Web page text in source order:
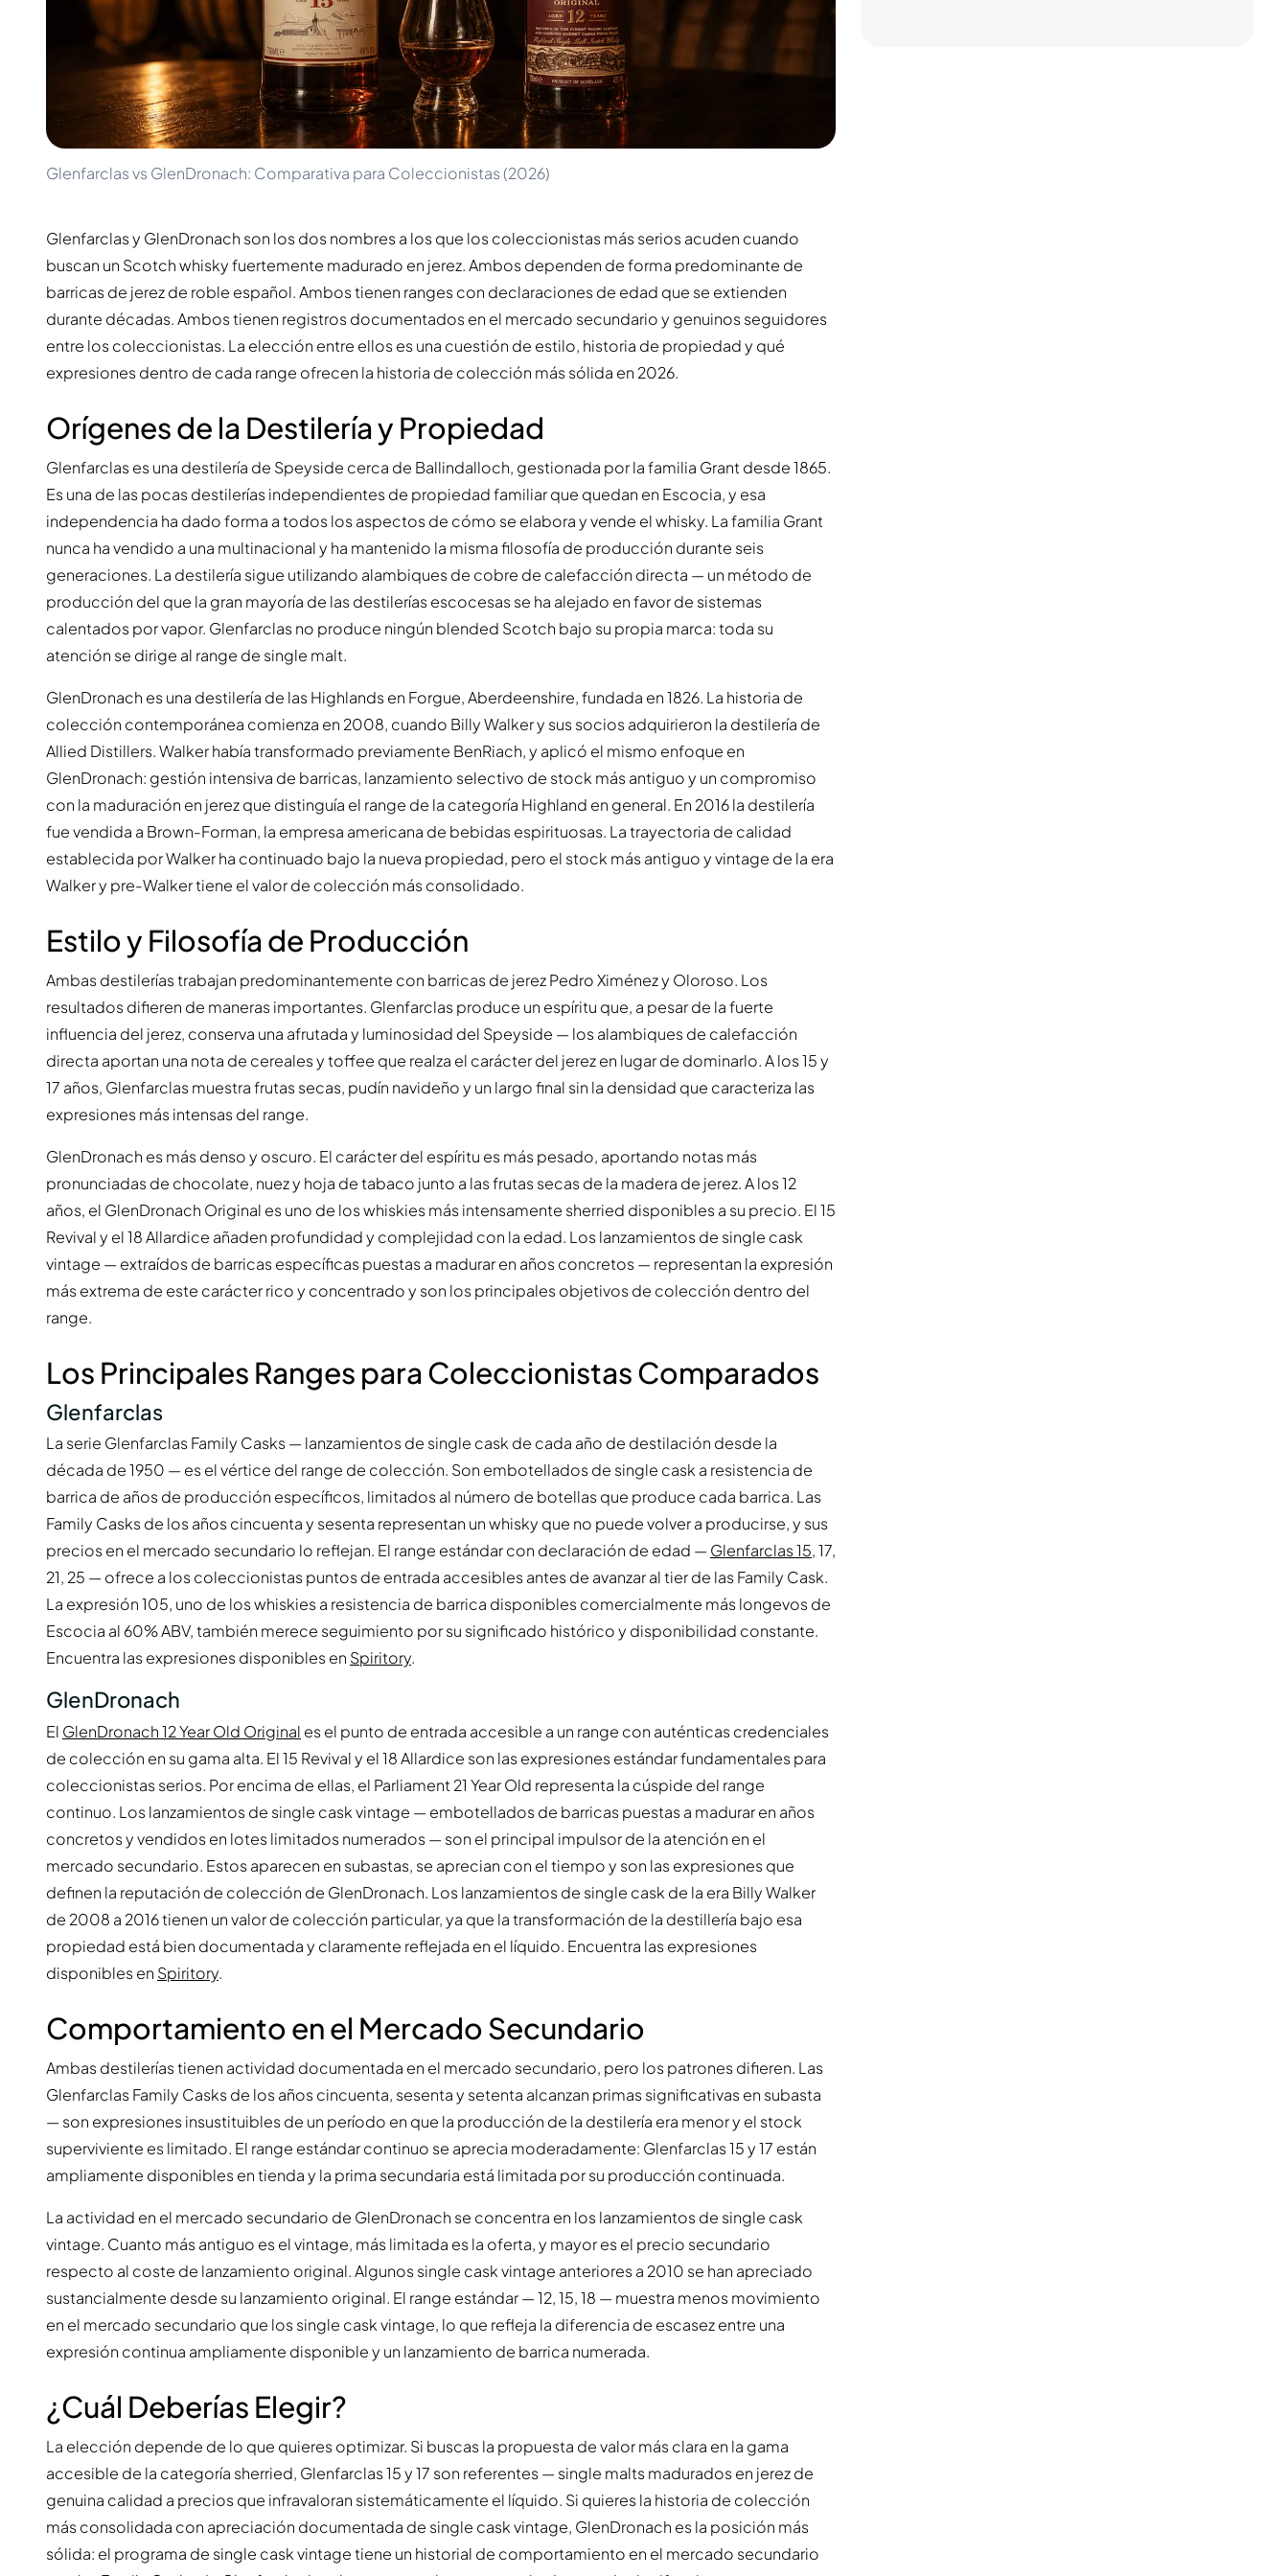
200-500€
Próximos Lanzamientos
Colecciones
Favoritos de Clientes
Raro y Coleccionable
Destilería Cerrada
Diplomatico
Don Julio
Gin Mare
Mangabeiras
Hennessy
Martell
Monkey 47
Remy Martin
Glenfarclas vs GlenDronach: Comparativa para Coleccionistas (2026)
Glenfarclas y GlenDronach son los dos nombres a los que los coleccionistas más serios acuden cuando
buscan un Scotch whisky fuertemente madurado en jerez. Ambos dependen de forma predominante de
barricas de jerez de roble español. Ambos tienen ranges con declaraciones de edad que se extienden
durante décadas. Ambos tienen registros documentados en el mercado secundario y genuinos seguidores
entre los coleccionistas. La elección entre ellos es una cuestión de estilo, historia de propiedad y qué
expresiones dentro de cada range ofrecen la historia de colección más sólida en 2026.
Orígenes de la Destilería y Propiedad
Glenfarclas es una destilería de Speyside cerca de Ballindalloch, gestionada por la familia Grant desde 1865.
Es una de las pocas destilerías independientes de propiedad familiar que quedan en Escocia, y esa
independencia ha dado forma a todos los aspectos de cómo se elabora y vende el whisky. La familia Grant
nunca ha vendido a una multinacional y ha mantenido la misma filosofía de producción durante seis
generaciones. La destilería sigue utilizando alambiques de cobre de calefacción directa — un método de
producción del que la gran mayoría de las destilerías escocesas se ha alejado en favor de sistemas
calentados por vapor. Glenfarclas no produce ningún blended Scotch bajo su propia marca: toda su
atención se dirige al range de single malt.
GlenDronach es una destilería de las Highlands en Forgue, Aberdeenshire, fundada en 1826. La historia de
colección contemporánea comienza en 2008, cuando Billy Walker y sus socios adquirieron la destilería de
Allied Distillers. Walker había transformado previamente BenRiach, y aplicó el mismo enfoque en
GlenDronach: gestión intensiva de barricas, lanzamiento selectivo de stock más antiguo y un compromiso
con la maduración en jerez que distinguía el range de la categoría Highland en general. En 2016 la destilería
fue vendida a Brown-Forman, la empresa americana de bebidas espirituosas. La trayectoria de calidad
establecida por Walker ha continuado bajo la nueva propiedad, pero el stock más antiguo y vintage de la era
Walker y pre-Walker tiene el valor de colección más consolidado.
Estilo y Filosofía de Producción
Ambas destilerías trabajan predominantemente con barricas de jerez Pedro Ximénez y Oloroso. Los
resultados difieren de maneras importantes. Glenfarclas produce un espíritu que, a pesar de la fuerte
influencia del jerez, conserva una afrutada y luminosidad del Speyside — los alambiques de calefacción
directa aportan una nota de cereales y toffee que realza el carácter del jerez en lugar de dominarlo. A los 15 y
17 años, Glenfarclas muestra frutas secas, pudín navideño y un largo final sin la densidad que caracteriza las
expresiones más intensas del range.
GlenDronach es más denso y oscuro. El carácter del espíritu es más pesado, aportando notas más
pronunciadas de chocolate, nuez y hoja de tabaco junto a las frutas secas de la madera de jerez. A los 12
años, el GlenDronach Original es uno de los whiskies más intensamente sherried disponibles a su precio. El 15
Revival y el 18 Allardice añaden profundidad y complejidad con la edad. Los lanzamientos de single cask
vintage — extraídos de barricas específicas puestas a madurar en años concretos — representan la expresión
más extrema de este carácter rico y concentrado y son los principales objetivos de colección dentro del
range.
Los Principales Ranges para Coleccionistas Comparados
Glenfarclas
La serie Glenfarclas Family Casks — lanzamientos de single cask de cada año de destilación desde la
década de 1950 — es el vértice del range de colección. Son embotellados de single cask a resistencia de
barrica de años de producción específicos, limitados al número de botellas que produce cada barrica. Las
Family Casks de los años cincuenta y sesenta representan un whisky que no puede volver a producirse, y sus
precios en el mercado secundario lo reflejan. El range estándar con declaración de edad — Glenfarclas 15, 17,
21, 25 — ofrece a los coleccionistas puntos de entrada accesibles antes de avanzar al tier de las Family Cask.
La expresión 105, uno de los whiskies a resistencia de barrica disponibles comercialmente más longevos de
Escocia al 60% ABV, también merece seguimiento por su significado histórico y disponibilidad constante.
Encuentra las expresiones disponibles en Spiritory.
GlenDronach
El GlenDronach 12 Year Old Original es el punto de entrada accesible a un range con auténticas credenciales
de colección en su gama alta. El 15 Revival y el 18 Allardice son las expresiones estándar fundamentales para
coleccionistas serios. Por encima de ellas, el Parliament 21 Year Old representa la cúspide del range
continuo. Los lanzamientos de single cask vintage — embotellados de barricas puestas a madurar en años
concretos y vendidos en lotes limitados numerados — son el principal impulsor de la atención en el
mercado secundario. Estos aparecen en subastas, se aprecian con el tiempo y son las expresiones que
definen la reputación de colección de GlenDronach. Los lanzamientos de single cask de la era Billy Walker
de 2008 a 2016 tienen un valor de colección particular, ya que la transformación de la destillería bajo esa
propiedad está bien documentada y claramente reflejada en el líquido. Encuentra las expresiones
disponibles en Spiritory.
Comportamiento en el Mercado Secundario
Ambas destilerías tienen actividad documentada en el mercado secundario, pero los patrones difieren. Las
Glenfarclas Family Casks de los años cincuenta, sesenta y setenta alcanzan primas significativas en subasta
— son expresiones insustituibles de un período en que la producción de la destilería era menor y el stock
superviviente es limitado. El range estándar continuo se aprecia moderadamente: Glenfarclas 15 y 17 están
ampliamente disponibles en tienda y la prima secundaria está limitada por su producción continuada.
La actividad en el mercado secundario de GlenDronach se concentra en los lanzamientos de single cask
vintage. Cuanto más antiguo es el vintage, más limitada es la oferta, y mayor es el precio secundario
respecto al coste de lanzamiento original. Algunos single cask vintage anteriores a 2010 se han apreciado
sustancialmente desde su lanzamiento original. El range estándar — 12, 15, 18 — muestra menos movimiento
en el mercado secundario que los single cask vintage, lo que refleja la diferencia de escasez entre una
expresión continua ampliamente disponible y un lanzamiento de barrica numerada.
¿Cuál Deberías Elegir?
La elección depende de lo que quieres optimizar. Si buscas la propuesta de valor más clara en la gama
accesible de la categoría sherried, Glenfarclas 15 y 17 son referentes — single malts madurados en jerez de
genuina calidad a precios que infravaloran sistemáticamente el líquido. Si quieres la historia de colección
más consolidada con apreciación documentada de single cask vintage, GlenDronach es la posición más
sólida: el programa de single cask vintage tiene un historial de comportamiento en el mercado secundario